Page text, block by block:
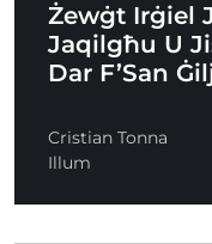
Żewġt Irġiel
Jaqilgħu U
Dar F’San
Cristian Tonna
Illum